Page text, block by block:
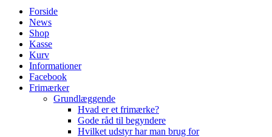
Forside
News
Shop
Kasse
Kurv
Informationer
Facebook
Frimærker
Grundlæggende
Hvad er et frimærke?
Gode råd til begyndere
Hvilket udstyr har man brug for